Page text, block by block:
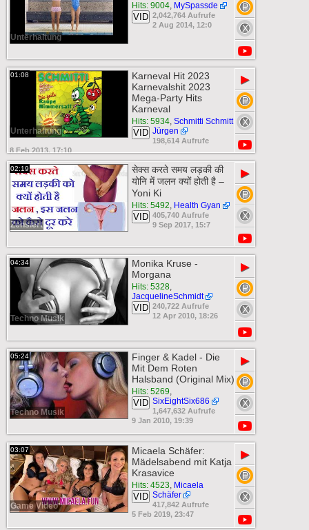
Unterhaltung
Hits: 9004, MySpassde
VID 2,042,764 Aufrufe
2 Aug 2014, 12:0
01:08
Unterhaltung
Karneval Hit 2023
Karnevalshit 2023
Mega-Party Hits
Karneval
Hits: 5934, Schmitti Schmitt
Jürgen
VID
198,614 Aufrufe
8 Feb 2013, 17:10
▶
02:19
Zensiert
सेक्स करते समय लड़की की
योनि में जलन क्यों होती है –
Yoni Ki
Hits: 5492, Health Gyan
VID 405,740 Aufrufe
9 Sep 2017, 15:7
▶
04:34
Techno Musik
Monika Kruse -
Morgana
Hits: 5328,
JacquelineSchmidt
VID 240,722 Aufrufe
12 Apr 2010, 18:26
▶
05:24
Techno Musik
Finger & Kadel - Die
Mit Dem Roten
Halsband (Original Mix)
Hits: 5269,
SixEightSix686
VID
1,647,632 Aufrufe
9 Jan 2010, 19:39
▶
03:07
Game Video
Micaela Schäfer:
Mädelsabend mit Katja
Krasavice
Hits: 4523, Micaela
Schäfer
VID
417,842 Aufrufe
5 Feb 2019, 23:47
▶